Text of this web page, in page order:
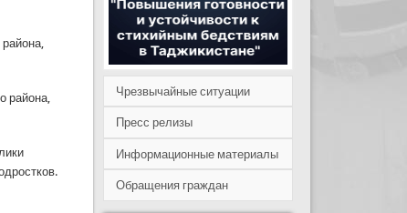
района,
Чрезвычайные ситуации
Пресс релизы
Информационные материалы
Обращения граждан